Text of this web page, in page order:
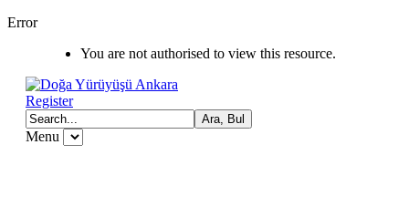
Error
You are not authorised to view this resource.
Register
Menu